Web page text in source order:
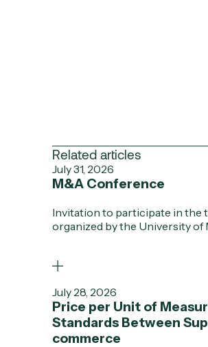
Related articles
July 31, 2026
M&A Conference
Invitation to participate in the
organized by the University of
July 28, 2026
Price per Unit of
Standards Between
commerce